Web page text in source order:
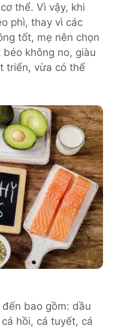
thể. Vì vậy, khi
phì, thay vì các
tốt, mẹ nên chọn
không no, giàu
triển, vừa có thể
bao gồm: dầu
hồi, cá tuyết, cá